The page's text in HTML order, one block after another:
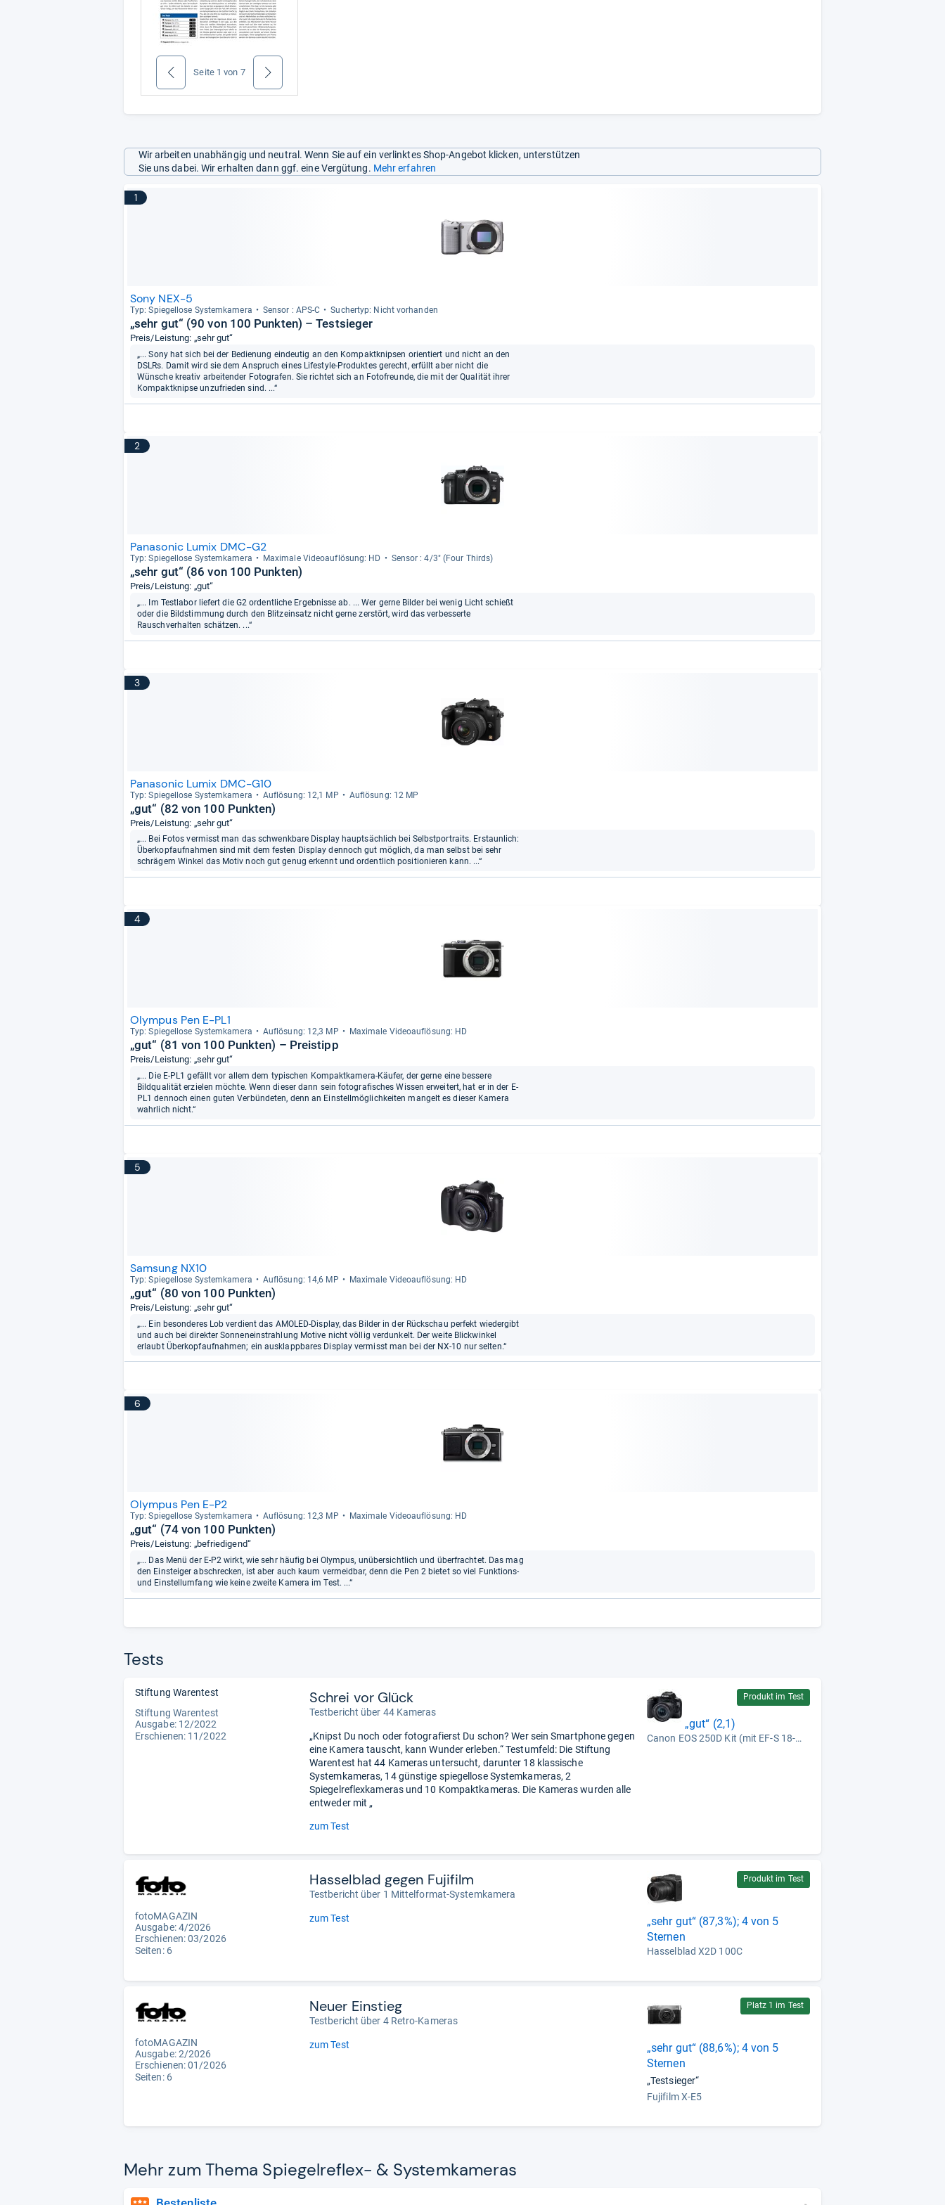
zurück Seite 1 von 7 weiter
Wir arbeiten unabhängig und neutral. Wenn Sie auf ein verlinktes Shop-Angebot klicken, unterstützen
Sie uns dabei. Wir erhalten dann ggf. eine Vergütung. Mehr erfahren
1
Sony NEX-5
Typ: Spie­gel­lose Sys­tem­ka­mera Sen­sor : APS-​C Sucher­typ: Nicht vor­han­den
„sehr gut“ (90 von 100 Punkten) – Testsieger
Preis/Leistung: „sehr gut“
„... Sony hat sich bei der Bedienung eindeutig an den Kompaktknipsen orientiert und nicht an den
DSLRs. Damit wird sie dem Anspruch eines Lifestyle-Produktes gerecht, erfüllt aber nicht die
Wünsche kreativ arbeitender Fotografen. Sie richtet sich an Fotofreunde, die mit der Qualität ihrer
Kompaktknipse unzufrieden sind. ...“
2
Panasonic Lumix DMC-G2
Typ: Spie­gel­lose Sys­tem­ka­mera Maxi­male Videoauf­lö­sung: HD Sen­sor : 4/3" (Four Thirds)
„sehr gut“ (86 von 100 Punkten)
Preis/Leistung: „gut“
„... Im Testlabor liefert die G2 ordentliche Ergebnisse ab. ... Wer gerne Bilder bei wenig Licht schießt
oder die Bildstimmung durch den Blitzeinsatz nicht gerne zerstört, wird das verbesserte
Rauschverhalten schätzen. ...“
3
Panasonic Lumix DMC-G10
Typ: Spie­gel­lose Sys­tem­ka­mera Auf­lö­sung: 12,1 MP Auf­lö­sung: 12 MP
„gut“ (82 von 100 Punkten)
Preis/Leistung: „sehr gut“
„... Bei Fotos vermisst man das schwenkbare Display hauptsächlich bei Selbstportraits. Erstaunlich:
Überkopfaufnahmen sind mit dem festen Display dennoch gut möglich, da man selbst bei sehr
schrägem Winkel das Motiv noch gut genug erkennt und ordentlich positionieren kann. ...“
4
Olympus Pen E-PL1
Typ: Spie­gel­lose Sys­tem­ka­mera Auf­lö­sung: 12,3 MP Maxi­male Videoauf­lö­sung: HD
„gut“ (81 von 100 Punkten) – Preistipp
Preis/Leistung: „sehr gut“
„... Die E-PL1 gefällt vor allem dem typischen Kompaktkamera-Käufer, der gerne eine bessere
Bildqualität erzielen möchte. Wenn dieser dann sein fotografisches Wissen erweitert, hat er in der E-
PL1 dennoch einen guten Verbündeten, denn an Einstellmöglichkeiten mangelt es dieser Kamera
wahrlich nicht.“
5
Samsung NX10
Typ: Spie­gel­lose Sys­tem­ka­mera Auf­lö­sung: 14,6 MP Maxi­male Videoauf­lö­sung: HD
„gut“ (80 von 100 Punkten)
Preis/Leistung: „sehr gut“
„... Ein besonderes Lob verdient das AMOLED-Display, das Bilder in der Rückschau perfekt wiedergibt
und auch bei direkter Sonneneinstrahlung Motive nicht völlig verdunkelt. Der weite Blickwinkel
erlaubt Überkopfaufnahmen; ein ausklappbares Display vermisst man bei der NX-10 nur selten.“
6
Olympus Pen E-P2
Typ: Spie­gel­lose Sys­tem­ka­mera Auf­lö­sung: 12,3 MP Maxi­male Videoauf­lö­sung: HD
„gut“ (74 von 100 Punkten)
Preis/Leistung: „befriedigend“
„... Das Menü der E-P2 wirkt, wie sehr häufig bei Olympus, unübersichtlich und überfrachtet. Das mag
den Einsteiger abschrecken, ist aber auch kaum vermeidbar, denn die Pen 2 bietet so viel Funktions-
und Einstellumfang wie keine zweite Kamera im Test. ...“
Tests
Stiftung Warentest
Stiftung Warentest
Ausgabe: 12/2022
Erschienen: 11/2022
Schrei vor Glück
Testbericht über 44 Kameras
„Knipst Du noch oder fotografierst Du schon? Wer sein Smartphone gegen
eine Kamera tauscht, kann Wunder erleben.“ Testumfeld: Die Stiftung
Warentest hat 44 Kameras untersucht, darunter 18 klassische
Systemkameras, 14 günstige spiegellose Systemkameras, 2
Spiegelreflexkameras und 10 Kompaktkameras. Die Kameras wurden alle
entweder mit „
zum Test
Produkt im Test
„gut“ (2,1)
Canon EOS 250D Kit (mit EF-S 18-55mm F4-5,6 IS STM)
fotoMAGAZIN
Ausgabe: 4/2026
Erschienen:03/2026
Seiten: 6
Hasselblad gegen Fujifilm
Testbericht über 1 Mittelformat-Systemkamera
zum Test
Produkt im Test
„sehr gut“ (87,3%); 4 von 5
Sternen
Hasselblad X2D 100C
fotoMAGAZIN
Ausgabe: 2/2026
Erschienen: 01/2026
Seiten: 6
Neuer Einstieg
Testbericht über 4 Retro-Kameras
zum Test
Platz 1 im Test
„sehr gut“ (88,6%); 4 von 5
Sternen
„Testsieger“
Fujifilm X-E5
Mehr zum Thema Spie­gel­re­flex-​ & Sys­tem­ka­me­ras